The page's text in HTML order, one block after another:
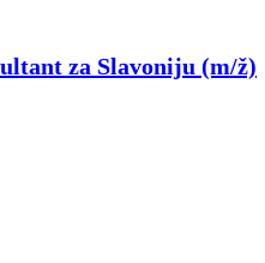
za Slavoniju (m/ž)